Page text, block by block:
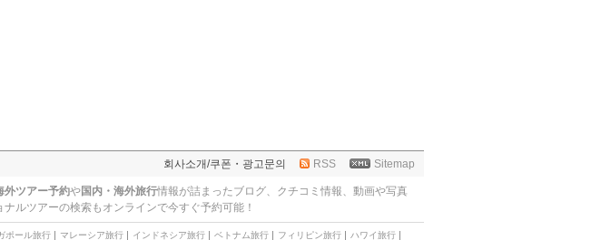
회사소개/쿠폰・광고문의 RSS Sitemap
外ツアー予約や国内・海外旅行情報が詰まったブログ、クチコミ情報、動画や写真
ナルツアーの検索もオンラインで今すぐ予約可能！
ポール旅行 マレーシア旅行 インドネシア旅行 ベトナム旅行 フィリピン旅行 ハワイ旅行